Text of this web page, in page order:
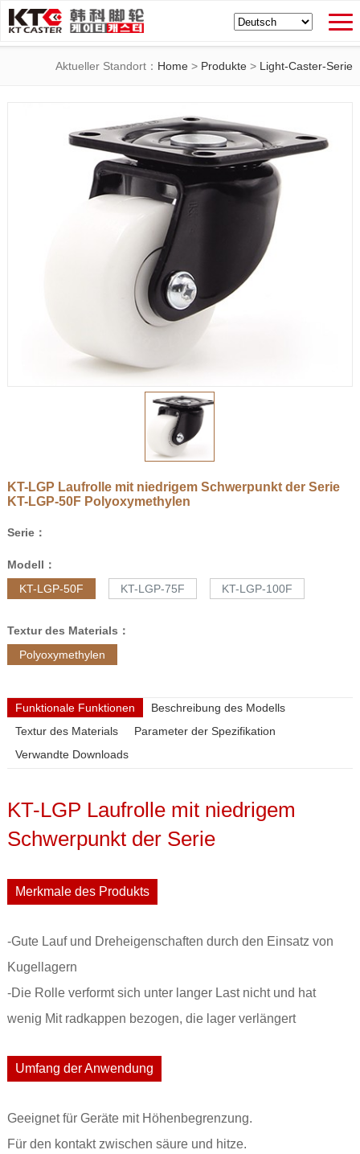
Aktueller Standort： Home > Produkte > Light-Caster-Serie
KT-LGP Laufrolle mit niedrigem Schwerpunkt der Serie
KT-LGP-50F Polyoxymethylen
Serie：
Modell：
KT-LGP-50F
KT-LGP-75F KT-LGP-100F
Textur des Materials：
Polyoxymethylen
Funktionale Funktionen
Beschreibung des Modells
Textur des Materials
Parameter der Spezifikation
Verwandte Downloads
KT-LGP Laufrolle mit niedrigem
Schwerpunkt der Serie
Merkmale des Produkts
-Gute Lauf und Dreheigenschaften durch den Einsatz von
Kugellagern
-Die Rolle verformt sich unter langer Last nicht und hat
wenig Mit radkappen bezogen, die lager verlängert
Umfang der Anwendung
Geeignet für Geräte mit Höhenbegrenzung.
Für den kontakt zwischen säure und hitze.